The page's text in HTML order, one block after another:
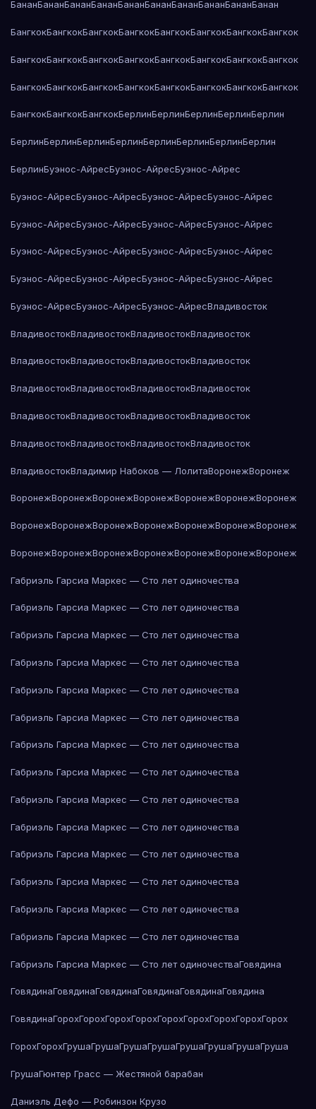
БананБананБананБананБананБананБананБананБананБанан
БангкокБангкокБангкокБангкокБангкокБангкокБангкокБангкок
БангкокБангкокБангкокБангкокБангкокБангкокБангкокБангкок
БангкокБангкокБангкокБангкокБангкокБангкокБангкокБангкок
БангкокБангкокБангкокБерлинБерлинБерлинБерлинБерлин
БерлинБерлинБерлинБерлинБерлинБерлинБерлинБерлин
БерлинБуэнос-АйресБуэнос-АйресБуэнос-Айрес
Буэнос-АйресБуэнос-АйресБуэнос-АйресБуэнос-Айрес
Буэнос-АйресБуэнос-АйресБуэнос-АйресБуэнос-Айрес
Буэнос-АйресБуэнос-АйресБуэнос-АйресБуэнос-Айрес
Буэнос-АйресБуэнос-АйресБуэнос-АйресБуэнос-Айрес
Буэнос-АйресБуэнос-АйресБуэнос-АйресВладивосток
ВладивостокВладивостокВладивостокВладивосток
ВладивостокВладивостокВладивостокВладивосток
ВладивостокВладивостокВладивостокВладивосток
ВладивостокВладивостокВладивостокВладивосток
ВладивостокВладивостокВладивостокВладивосток
ВладивостокВладимир Набоков — ЛолитаВоронежВоронеж
ВоронежВоронежВоронежВоронежВоронежВоронежВоронеж
ВоронежВоронежВоронежВоронежВоронежВоронежВоронеж
ВоронежВоронежВоронежВоронежВоронежВоронежВоронеж
Габриэль Гарсиа Маркес — Сто лет одиночества
Габриэль Гарсиа Маркес — Сто лет одиночества
Габриэль Гарсиа Маркес — Сто лет одиночества
Габриэль Гарсиа Маркес — Сто лет одиночества
Габриэль Гарсиа Маркес — Сто лет одиночества
Габриэль Гарсиа Маркес — Сто лет одиночества
Габриэль Гарсиа Маркес — Сто лет одиночества
Габриэль Гарсиа Маркес — Сто лет одиночества
Габриэль Гарсиа Маркес — Сто лет одиночества
Габриэль Гарсиа Маркес — Сто лет одиночества
Габриэль Гарсиа Маркес — Сто лет одиночества
Габриэль Гарсиа Маркес — Сто лет одиночества
Габриэль Гарсиа Маркес — Сто лет одиночества
Габриэль Гарсиа Маркес — Сто лет одиночества
Габриэль Гарсиа Маркес — Сто лет одиночестваГовядина
ГовядинаГовядинаГовядинаГовядинаГовядинаГовядина
ГовядинаГорохГорохГорохГорохГорохГорохГорохГорохГорох
ГорохГорохГрушаГрушаГрушаГрушаГрушаГрушаГрушаГруша
ГрушаГюнтер Грасс — Жестяной барабан
Даниэль Дефо — Робинзон Крузо